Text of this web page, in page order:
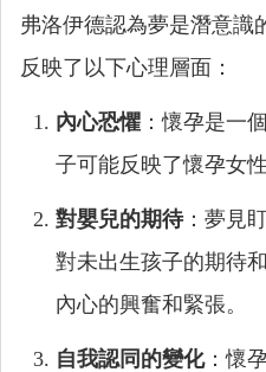
弗洛伊德認為夢是潛意識
反映了以下心理層面：
內心恐懼 ：懷孕是一
子可能反映了懷孕女
對嬰兒的期待：夢見
對未出生孩子的期待
內心的興奮和緊張。
自我認同的變化：懷